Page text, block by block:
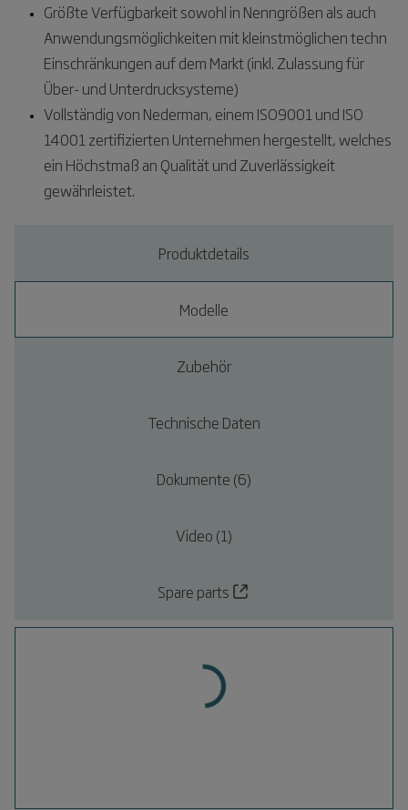
Größte Verfügbarkeit sowohl in Nenngrößen als auch
Anwendungsmöglichkeiten mit kleinstmöglichen techn
Einschränkungen auf dem Markt (inkl. Zulassung für
Über- und Unterdrucksysteme)
Vollständig von Nederman, einem ISO9001 und ISO
14001 zertifizierten Unternehmen hergestellt, welches
ein Höchstmaß an Qualität und Zuverlässigkeit
gewährleistet.
Produktdetails
Modelle
Zubehör
Technische Daten
Dokumente (6)
Video (1)
Spare parts